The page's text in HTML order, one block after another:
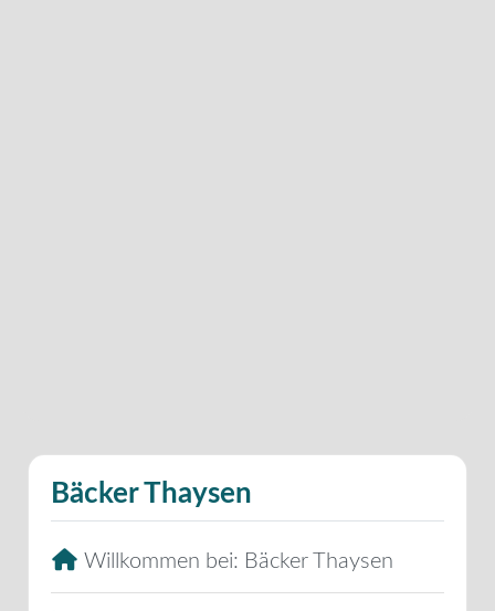
Bäcker Thaysen
Willkommen bei: Bäcker Thaysen